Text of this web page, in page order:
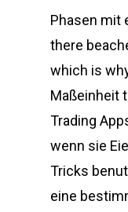
Phasen mit
there
which is
Maßeinheit
Trading
wenn sie
Tricks
eine